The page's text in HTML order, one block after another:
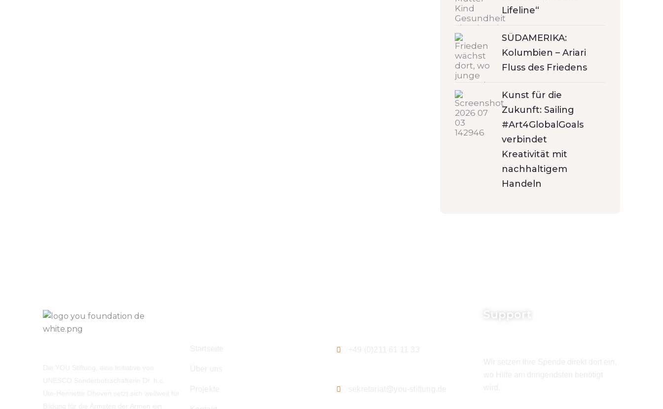
Lifeline“
SÜDAMERIKA:
Kolumbien – Ariari
Fluss des Friedens
Kunst für die
Zukunft: Sailing
#Art4GlobalGoals
verbindet
Kreativität mit
nachhaltigem
Handeln
Support